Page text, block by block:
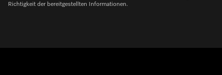
Richtigkeit der bereitgestellten Informationen.